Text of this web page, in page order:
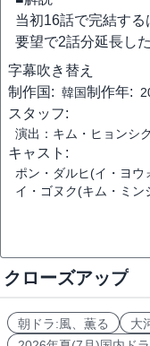
当初16話で完結す
要望で2話分延長し
字幕吹き替え
制作国: 韓国制作年:
スタッフ:
演出：キム・ヒョンシ
キャスト:
ポン・ダルヒ(イ・ヨウ
イ・ゴヌク(キム・ミ
クローズアップ
朝ドラ:風、薫る 大